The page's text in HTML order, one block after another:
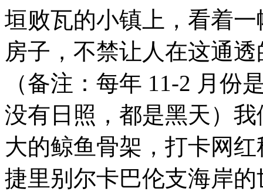
垣败瓦的小镇上，看着
房子，不禁让人在这通
（备注：每年 11-2 月份
没有日照，都是黑天）
大的鲸鱼骨架，打卡网
捷里别尔卡巴伦支海岸